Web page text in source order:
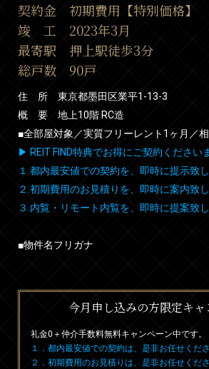
契約金 初期費用【特別価格】
竣 工 2023年3月
最寄駅 押上駅徒歩3分
総戸数 90戸
住 所 東京都墨田区業平1-13-3
概 要 地上10階 RC造
■全部屋対象／実質フリーレント1ヶ月／
▶ REIT FIND特典でお得にご契約ください
１.都内最安値での契約を、即時に提示致し
２.初期費用のお見積りを、即時に案内致し
３.内覧・リモート内覧を、即時に提案致し
■物件名フリガナ
今月申し込みの方限定キャ
礼金0 ＋仲介手数料無料キャンペーン中です。
１．都内最安値での契約は、是非お任せくださ
２．初期費用のお見積りは、是非お任せくださ